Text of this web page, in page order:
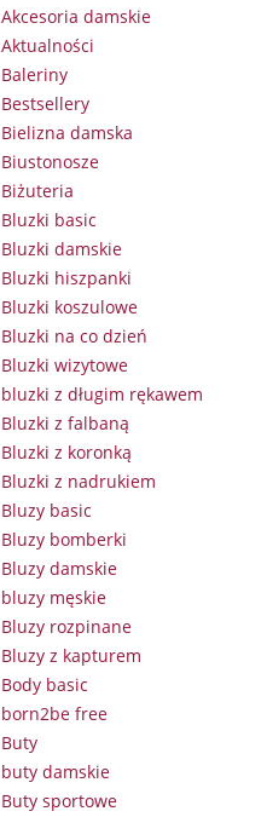
Akcesoria damskie
Aktualności
Baleriny
Bestsellery
Bielizna damska
Biustonosze
Biżuteria
Bluzki basic
Bluzki damskie
Bluzki hiszpanki
Bluzki koszulowe
Bluzki na co dzień
Bluzki wizytowe
bluzki z długim rękawem
Bluzki z falbaną
Bluzki z koronką
Bluzki z nadrukiem
Bluzy basic
Bluzy bomberki
Bluzy damskie
bluzy męskie
Bluzy rozpinane
Bluzy z kapturem
Body basic
born2be free
Buty
buty damskie
Buty sportowe